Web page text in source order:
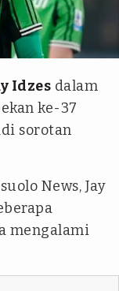
Idzes dalam
ke-37
sorotan
News, Jay
mengalami